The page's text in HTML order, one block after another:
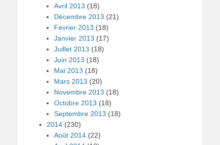
Avril 2013 (18)
Décembre 2013 (21)
Février 2013 (18)
Janvier 2013 (17)
Juillet 2013 (18)
Juin 2013 (18)
Mai 2013 (18)
Mars 2013 (20)
Novembre 2013 (18)
Octobre 2013 (18)
Septembre 2013 (18)
2014 (230)
Août 2014 (22)